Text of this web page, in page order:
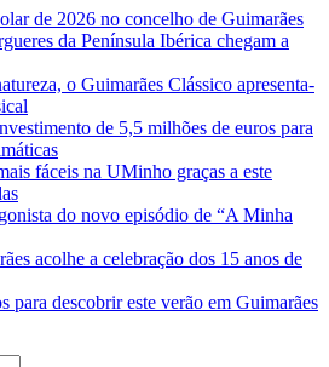
de 2026 no concelho de Guimarães
da Península Ibérica chegam a
o Guimarães Clássico apresenta-
de 5,5 milhões de euros para
fáceis na UMinho graças a este
do novo episódio de “A Minha
acolhe a celebração dos 15 anos de
para descobrir este verão em Guimarães